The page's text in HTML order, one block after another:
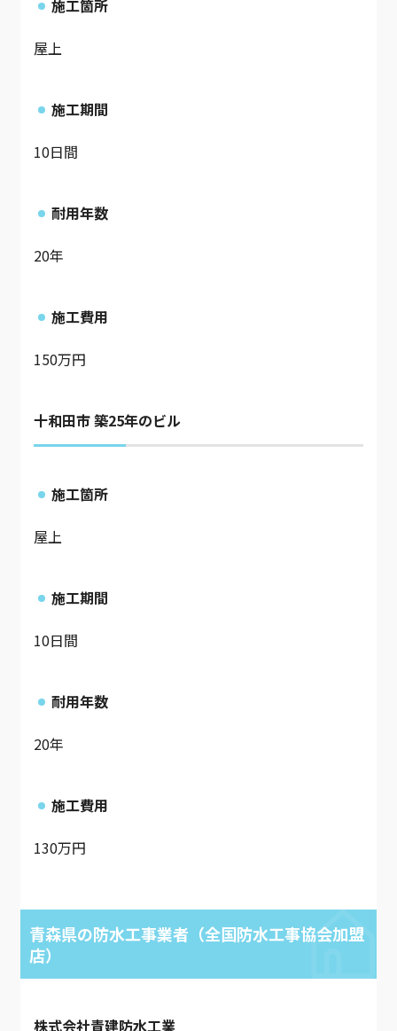
施工箇所
屋上
施工期間
10日間
耐用年数
20年
施工費用
150万円
十和田市 築25年のビル
施工箇所
屋上
施工期間
10日間
耐用年数
20年
施工費用
130万円
青森県の防水工事業者（全国防水工事協会加盟
店）
株式会社青建防水工業